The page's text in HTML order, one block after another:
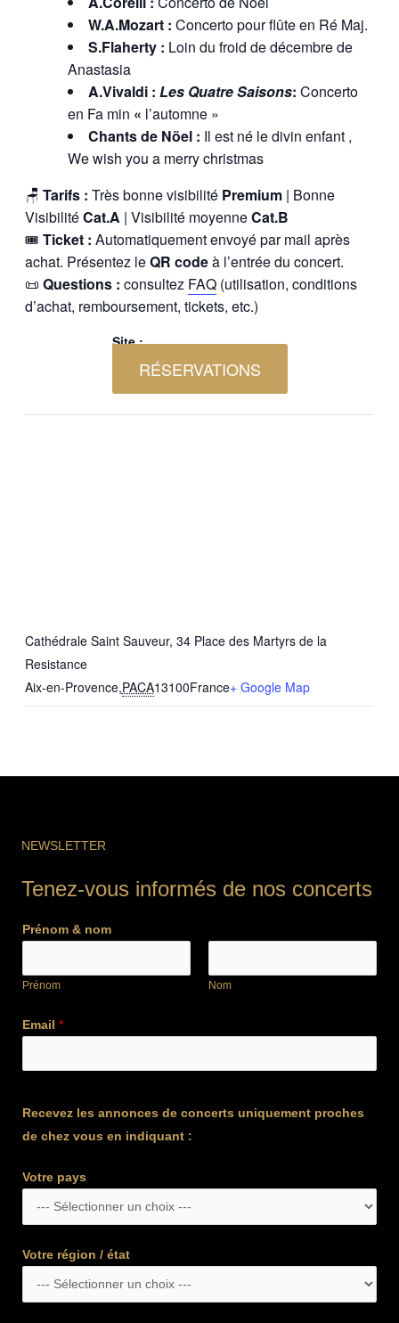
W.A.Mozart : Concerto pour flûte en Ré Maj.
S.Flaherty : Loin du froid de décembre de
Anastasia
A.Vivaldi : Les Quatre Saisons: Concerto
en Fa min « l’automne »
Chants de Nöel : Il est né le divin enfant ,
We wish you a merry christmas
🪑 Tarifs : Très bonne visibilité Premium | Bonne
VisibilitéCat.A | Visibilité moyenneCat.B
🎟 Ticket : Automatiquement envoyé par mail après
achat. Présentez leQR codeà l’entrée du concert.
📜 Questions : consultez FAQ(utilisation, conditions
d’achat, remboursement, tickets, etc.)
Site :
RÉSERVATIONS
Cathédrale Saint Sauveur, 34 Place des Martyrs de la
Resistance
Aix-en-Provence,PACA13100France+ Google Map
NEWSLETTER
Tenez-vous informés de nos concerts
Prénom & nom
Prénom Nom
Email *
Recevez les annonces de concerts uniquement proches
de chez vous en indiquant :
Votre pays
Votre région / état